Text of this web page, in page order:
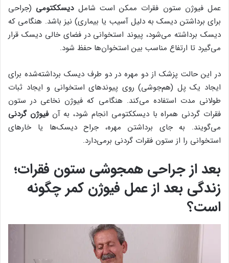
عمل فیوژن ستون فقرات ممکن است شاملدیسککتومی (جراحی
برای برداشتن دیسک به دلیل آسیب یا بیماری) نیز باشد. هنگامی که
دیسک برداشته می‌شود، پیوند استخوانی در فضای خالی دیسک قرار
می‌گیرد تا ارتفاع مناسب بین استخوان‌ها حفظ شود.
در این حالت پزشک از دو مهره در دو طرف دیسک برداشته‌شده برای
ایجاد یک پل (هم‌جوشی) روی پیوندهای استخوانی و ایجاد ثبات
طولانی مدت استفاده می‌کند. هنگامی که فیوژن نخاعی در ستون
فقرات گردنی همراه با دیسککتومی انجام شود، به آنفیوژن گردنی
می‌گویند. به جای برداشتن مهره، جراح دیسک‌ها یا خارهای
استخوانی را از ستون فقرات گردنی برمی‌دارد.
بعد از جراحی همجوشی ستون فقرات؛
زندگی بعد از عمل فیوژن کمر چگونه
است؟